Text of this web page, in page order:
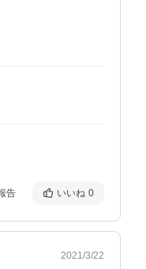
告 いいね 0
2021/3/22